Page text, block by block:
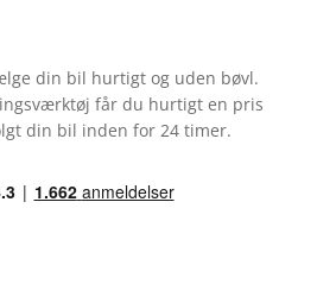
din bil hurtigt og uden bøvl.
får du hurtigt en pris
din bil inden for 24 timer.